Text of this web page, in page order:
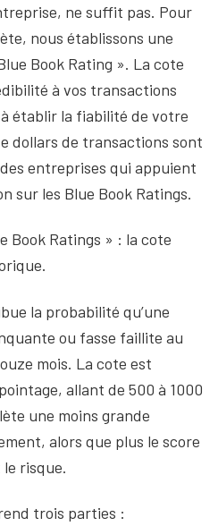
ne suffit pas. Pour
nous établissons une
Book Rating ». La cote
à vos transactions
établir la fiabilité de votre
dollars de transactions sont
entreprises qui appuient
sur les Blue Book Ratings.
Book Ratings » : la cote
la probabilité qu’une
ou fasse faillite au
mois. La cote est
allant de 500 à 1000
une moins grande
alors que plus le score
risque.
trois parties :